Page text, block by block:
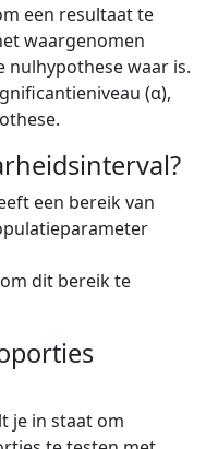
een resultaat te
waargenomen
nulhypothese waar is.
(α),
een bereik van
om dit bereik te
je in staat om